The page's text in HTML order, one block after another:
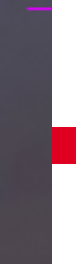
Перейти